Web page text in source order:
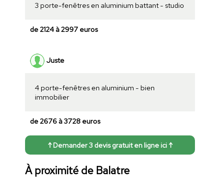
3 porte-fenêtres en aluminium battant - studio
de 2124 à 2997 euros
Juste
4 porte-fenêtres en aluminium - bien
immobilier
de 2676 à 3728 euros
↑ Demander 3 devis gratuit en ligne ici ↑
À proximité de Balatre